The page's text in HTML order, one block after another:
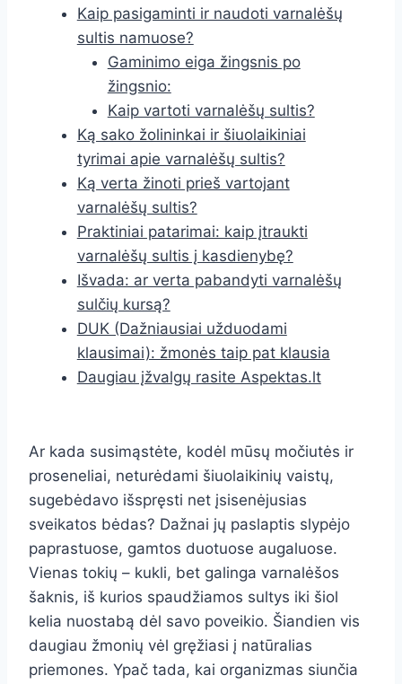
Kaip pasigaminti ir naudoti varnalėšų
sultis namuose?
Gaminimo eiga žingsnis po
žingsnio:
Kaip vartoti varnalėšų sultis?
Ką sako žolininkai ir šiuolaikiniai
tyrimai apie varnalėšų sultis?
Ką verta žinoti prieš vartojant
varnalėšų sultis?
Praktiniai patarimai: kaip įtraukti
varnalėšų sultis į kasdienybę?
Išvada: ar verta pabandyti varnalėšų
sulčių kursą?
DUK (Dažniausiai užduodami
klausimai): žmonės taip pat klausia
Daugiau įžvalgų rasite Aspektas.lt
Ar kada susimąstėte, kodėl mūsų močiutės ir
proseneliai, neturėdami šiuolaikinių vaistų,
sugebėdavo išspręsti net įsisenėjusias
sveikatos bėdas? Dažnai jų paslaptis slypėjo
paprastuose, gamtos duotuose augaluose.
Vienas tokių – kukli, bet galinga varnalėšos
šaknis, iš kurios spaudžiamos sultys iki šiol
kelia nuostabą dėl savo poveikio. Šiandien vis
daugiau žmonių vėl gręžiasi į natūralias
priemones. Ypač tada, kai organizmas siunčia